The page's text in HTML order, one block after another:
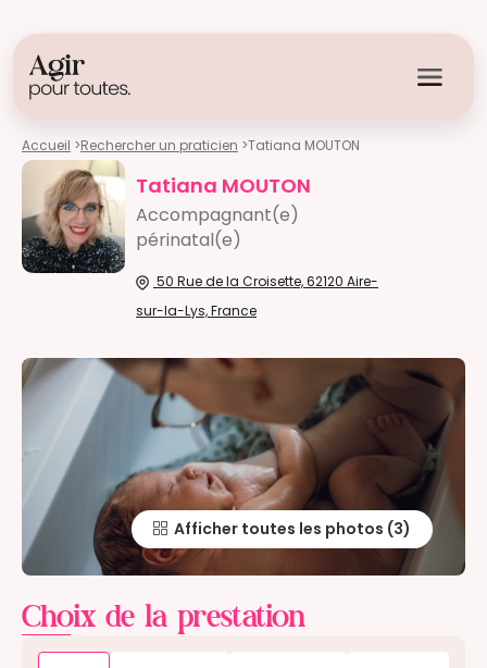
Accueil >Rechercher un praticien >Tatiana MOUTON
Tatiana MOUTON
Accompagnant(e)
périnatal(e)
50 Rue de la Croisette, 62120 Aire-
sur-la-Lys, France
Afficher toutes les photos
Choix de la prestation